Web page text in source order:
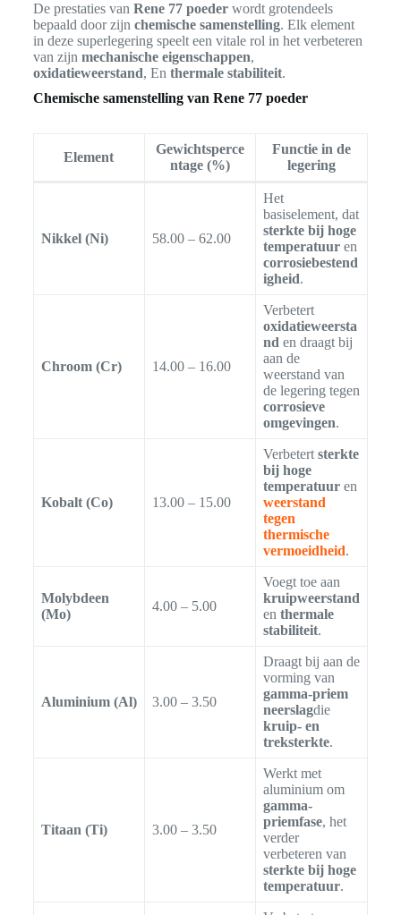
De prestaties van Rene 77 poederwordt grotendeels
bepaald door zijn chemische samenstelling. Elk element
in deze superlegering speelt een vitale rol in het verbeteren
van zijn mechanische eigenschappen,
oxidatieweerstand, En thermale stabiliteit.
Chemische samenstelling van Rene 77 poeder
Element
Gewichtsperce
ntage (%)
Functie in de
legering
Nikkel (Ni) 58.00 – 62.00
Het
basiselement, dat
sterkte bij hoge
temperatuuren
corrosiebestend
igheid.
Chroom (Cr) 14.00 – 16.00
Verbetert
oxidatieweersta
nd en draagt bij
aan de
weerstand van
de legering tegen
corrosieve
omgevingen.
Kobalt (Co) 13.00 – 15.00
Verbetert sterkte
bij hoge
temperatuuren
weerstand
tegen
thermische
vermoeidheid.
Molybdeen
(Mo)
4.00 – 5.00
Voegt toe aan
kruipweerstand
en thermale
stabiliteit.
Aluminium (Al) 3.00 – 3.50
Draagt bij aan de
vorming van
gamma-priem
neerslagdie
kruip- en
treksterkte.
Titaan (Ti) 3.00 – 3.50
Werkt met
aluminium om
gamma-
priemfase, het
verder
verbeteren van
sterkte bij hoge
temperatuur.